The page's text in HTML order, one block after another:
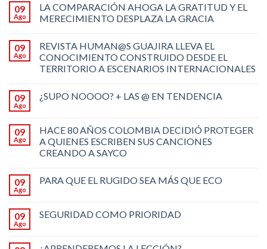
09
Ago
LA COMPARACIÓN AHOGA LA GRATITUD Y EL
MERECIMIENTO DESPLAZA LA GRACIA
09
Ago
REVISTA HUMAN@S GUAJIRA LLEVA EL
CONOCIMIENTO CONSTRUIDO DESDE EL
TERRITORIO A ESCENARIOS INTERNACIONALES
09
Ago
¿SUPO NOOOO? + LAS @ EN TENDENCIA
09
Ago
HACE 80 AÑOS COLOMBIA DECIDIÓ PROTEGER
A QUIENES ESCRIBEN SUS CANCIONES
CREANDO A SAYCO
09
Ago
PARA QUE EL RUGIDO SEA MÁS QUE ECO
09
Ago
SEGURIDAD COMO PRIORIDAD